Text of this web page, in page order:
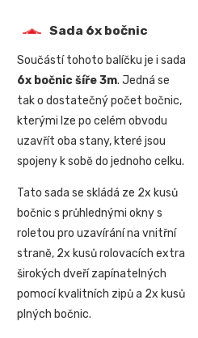
Sada 6x bočnic
Součástí tohoto balíčku je i sada
6x bočnic šíře 3m. Jedná se
tak o dostatečný počet bočnic,
kterými lze po celém obvodu
uzavřít oba stany, které jsou
spojeny k sobě do jednoho celku.
Tato sada se skládá ze 2x kusů
bočnic s průhlednými okny s
roletou pro uzavírání na vnitřní
straně, 2x kusů rolovacích extra
širokých dveří zapínatelných
pomocí kvalitních zipů a 2x kusů
plných bočnic.